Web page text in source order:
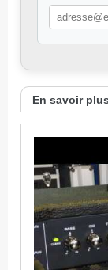
En savoir plus